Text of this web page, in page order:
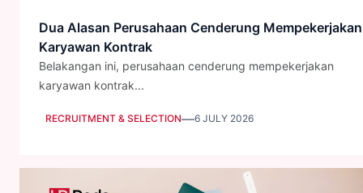
Dua Alasan Perusahaan Cenderung Mempekerjakan
Karyawan Kontrak
Belakangan ini, perusahaan cenderung mempekerjakan
karyawan kontrak...
RECRUITMENT & SELECTION—6 JULY 2026